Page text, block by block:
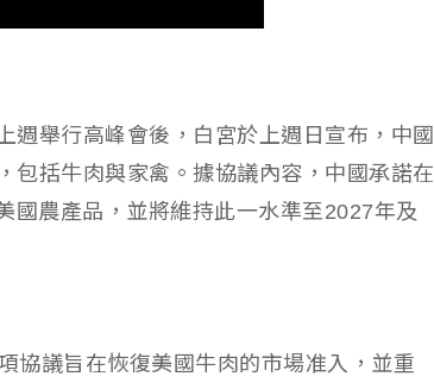
週舉行高峰會後，白宮於上週日宣布，中國
包括牛肉與家禽。據協議內容，中國承諾在
國農產品，並將維持此一水準至2027年及
協議旨在恢復美國牛肉的市場准入，並重